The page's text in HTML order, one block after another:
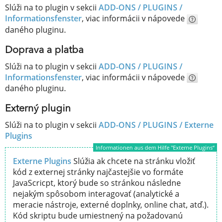
Slúži na to plugin v sekcii ADD-ONS / PLUGINS /
Informationsfenster, viac informácii v nápovede
daného pluginu.
Doprava a platba
Slúži na to plugin v sekcii ADD-ONS / PLUGINS /
Informationsfenster, viac informácii v nápovede
daného pluginu.
Externý plugin
Slúži na to plugin v sekcii ADD-ONS / PLUGINS / Externe
Plugins
Informationen aus dem Hilfe "Externe Plugins“
Externe Plugins Slúžia ak chcete na stránku vložiť
kód z externej stránky najčastejšie vo formáte
JavaScricpt, ktorý bude so stránkou následne
nejakým spôsobom interagovať (analytické a
meracie nástroje, externé doplnky, online chat, atď.).
Kód skriptu bude umiestnený na požadovanú